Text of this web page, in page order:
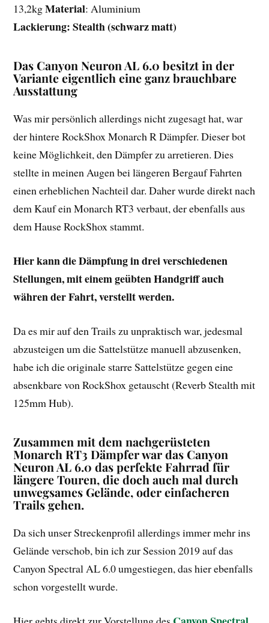
13,2kgMaterial: Aluminium
Lackierung: Stealth (schwarz matt)
Das Canyon Neuron AL 6.0 besitzt in der
Variante eigentlich eine ganz brauchbare
Ausstattung
Was mir persönlich allerdings nicht zugesagt hat, war
der hintere RockShox Monarch R Dämpfer. Dieser bot
keine Möglichkeit, den Dämpfer zu arretieren. Dies
stellte in meinen Augen bei längeren Bergauf Fahrten
einen erheblichen Nachteil dar. Daher wurde direkt nach
dem Kauf ein Monarch RT3 verbaut, der ebenfalls aus
dem Hause RockShox stammt.
Hier kann die Dämpfung in drei verschiedenen
Stellungen, mit einem geübten Handgriff auch
währen der Fahrt, verstellt werden.
Da es mir auf den Trails zu unpraktisch war, jedesmal
abzusteigen um die Sattelstütze manuell abzusenken,
habe ich die originale starre Sattelstütze gegen eine
absenkbare von RockShox getauscht (Reverb Stealth mit
125mm Hub).
Zusammen mit dem nachgerüsteten
Monarch RT3 Dämpfer war das Canyon
Neuron AL 6.0 das perfekte Fahrrad für
längere Touren, die doch auch mal durch
unwegsames Gelände, oder einfacheren
Trails gehen.
Da sich unser Streckenprofil allerdings immer mehr ins
Gelände verschob, bin ich zur Session 2019 auf das
Canyon Spectral AL 6.0 umgestiegen, das hier ebenfalls
schon vorgestellt wurde.